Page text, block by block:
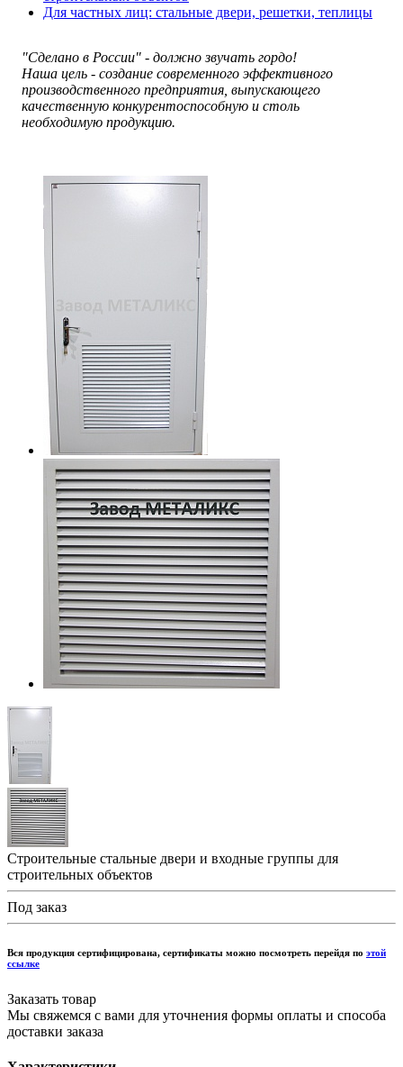
Для частных лиц: стальные двери, решетки, теплицы
"Сделано в России" - должно звучать гордо!
Наша цель - создание современного эффективного
производственного предприятия, выпускающего
качественную конкурентоспособную и столь
необходимую продукцию.
Строительные стальные двери и входные группы для
строительных объектов
Под заказ
Вся продукция сертифицирована, сертификаты можно посмотреть перейдя по этой
ссылке
Заказать товар
Мы свяжемся с вами для уточнения формы оплаты и способа
доставки заказа